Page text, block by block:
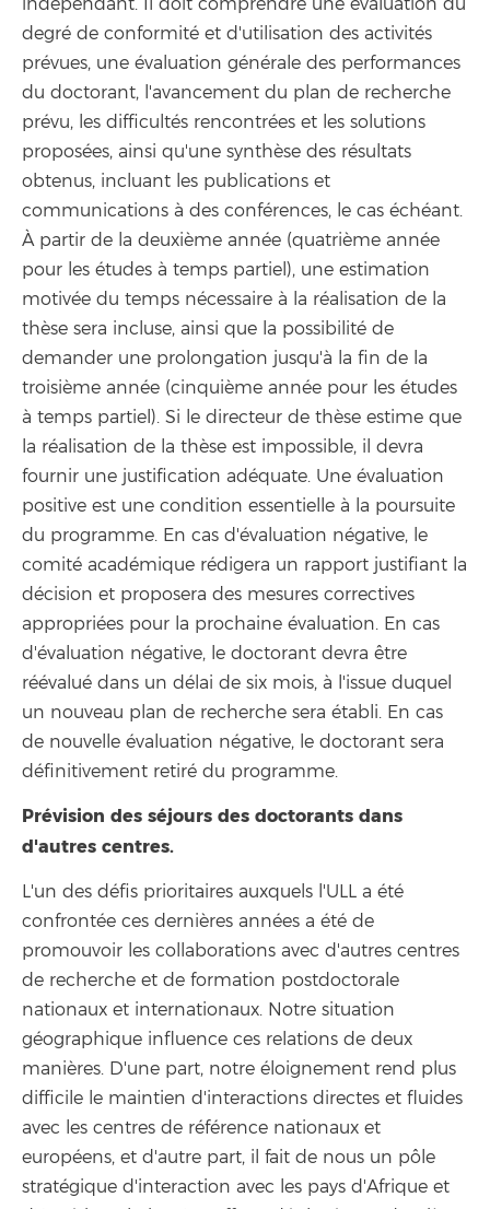
degré de conformité et d'utilisation des activités
prévues, une évaluation générale des performances
du doctorant, l'avancement du plan de recherche
prévu, les difficultés rencontrées et les solutions
proposées, ainsi qu'une synthèse des résultats
obtenus, incluant les publications et
communications à des conférences, le cas échéant.
À partir de la deuxième année (quatrième année
pour les études à temps partiel), une estimation
motivée du temps nécessaire à la réalisation de la
thèse sera incluse, ainsi que la possibilité de
demander une prolongation jusqu'à la fin de la
troisième année (cinquième année pour les études
à temps partiel). Si le directeur de thèse estime que
la réalisation de la thèse est impossible, il devra
fournir une justification adéquate. Une évaluation
positive est une condition essentielle à la poursuite
du programme. En cas d'évaluation négative, le
comité académique rédigera un rapport justifiant la
décision et proposera des mesures correctives
appropriées pour la prochaine évaluation. En cas
d'évaluation négative, le doctorant devra être
réévalué dans un délai de six mois, à l'issue duquel
un nouveau plan de recherche sera établi. En cas
de nouvelle évaluation négative, le doctorant sera
définitivement retiré du programme.
Prévision des séjours des doctorants dans
d'autres centres.
L'un des défis prioritaires auxquels l'ULL a été
confrontée ces dernières années a été de
promouvoir les collaborations avec d'autres centres
de recherche et de formation postdoctorale
nationaux et internationaux. Notre situation
géographique influence ces relations de deux
manières. D'une part, notre éloignement rend plus
difficile le maintien d'interactions directes et fluides
avec les centres de référence nationaux et
européens, et d'autre part, il fait de nous un pôle
stratégique d'interaction avec les pays d'Afrique et